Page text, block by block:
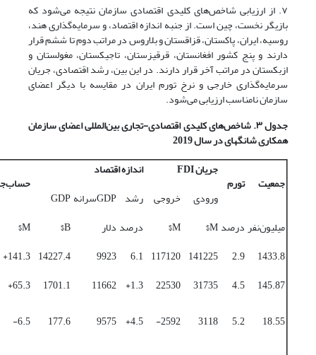
۷. از ارزیابی شاخص‌های کلیدی اقتصادی سازمان نتیجه می‌شود که
بازیگر نخست، چین است. از جنبه اندازه اقتصاد، و سرمایه‌گذاری هند،
روسیه، ایران، پاکستان، قزاقستان و بلاروس در مراتب دوم تا ششم قرار
دارند و پنج کشور افغانستان، قرقیزستان، تاجیکستان، مغولستان و
ازبکستان در مراتب آخر قرار دارند. در این بین، رشد اقتصادی‌، جریان
سرمایه‌گذاری خارجی و نرخ تورم ایران در مقایسه با دیگر اعضای
سازمان نامناسب ارزیابی می‌شود.
جدول ۳. شاخص‌های کلیدی اقتصادی-‌تجاری بین‌المللی اعضای سازمان
همکاری شانگهای در سال 2019
جمعیت تورم
جریانFDI اندازه اقتصاد
حساب
ورودی خروجی رشد GDPسرانه
GDP
میلیون‌نفردرصدM$
M$ درصد دلار B$
M$
1433.8
2.9
141225
117120
6.1
9923
14227.4
141.3+
145.87
4.5
31735
22530
1.3+
11662
1701.1
65.3+
18.55
5.2
3118
2592-
4.5+
9575
177.6
6.5-